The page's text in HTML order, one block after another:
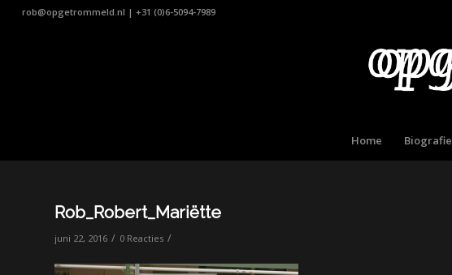
rob@opgetrommeld.nl | +31 (0)6-5094-7989
Home Biografie
Rob_Robert_Mariëtte
juni 22, 2016 / 0 Reacties /